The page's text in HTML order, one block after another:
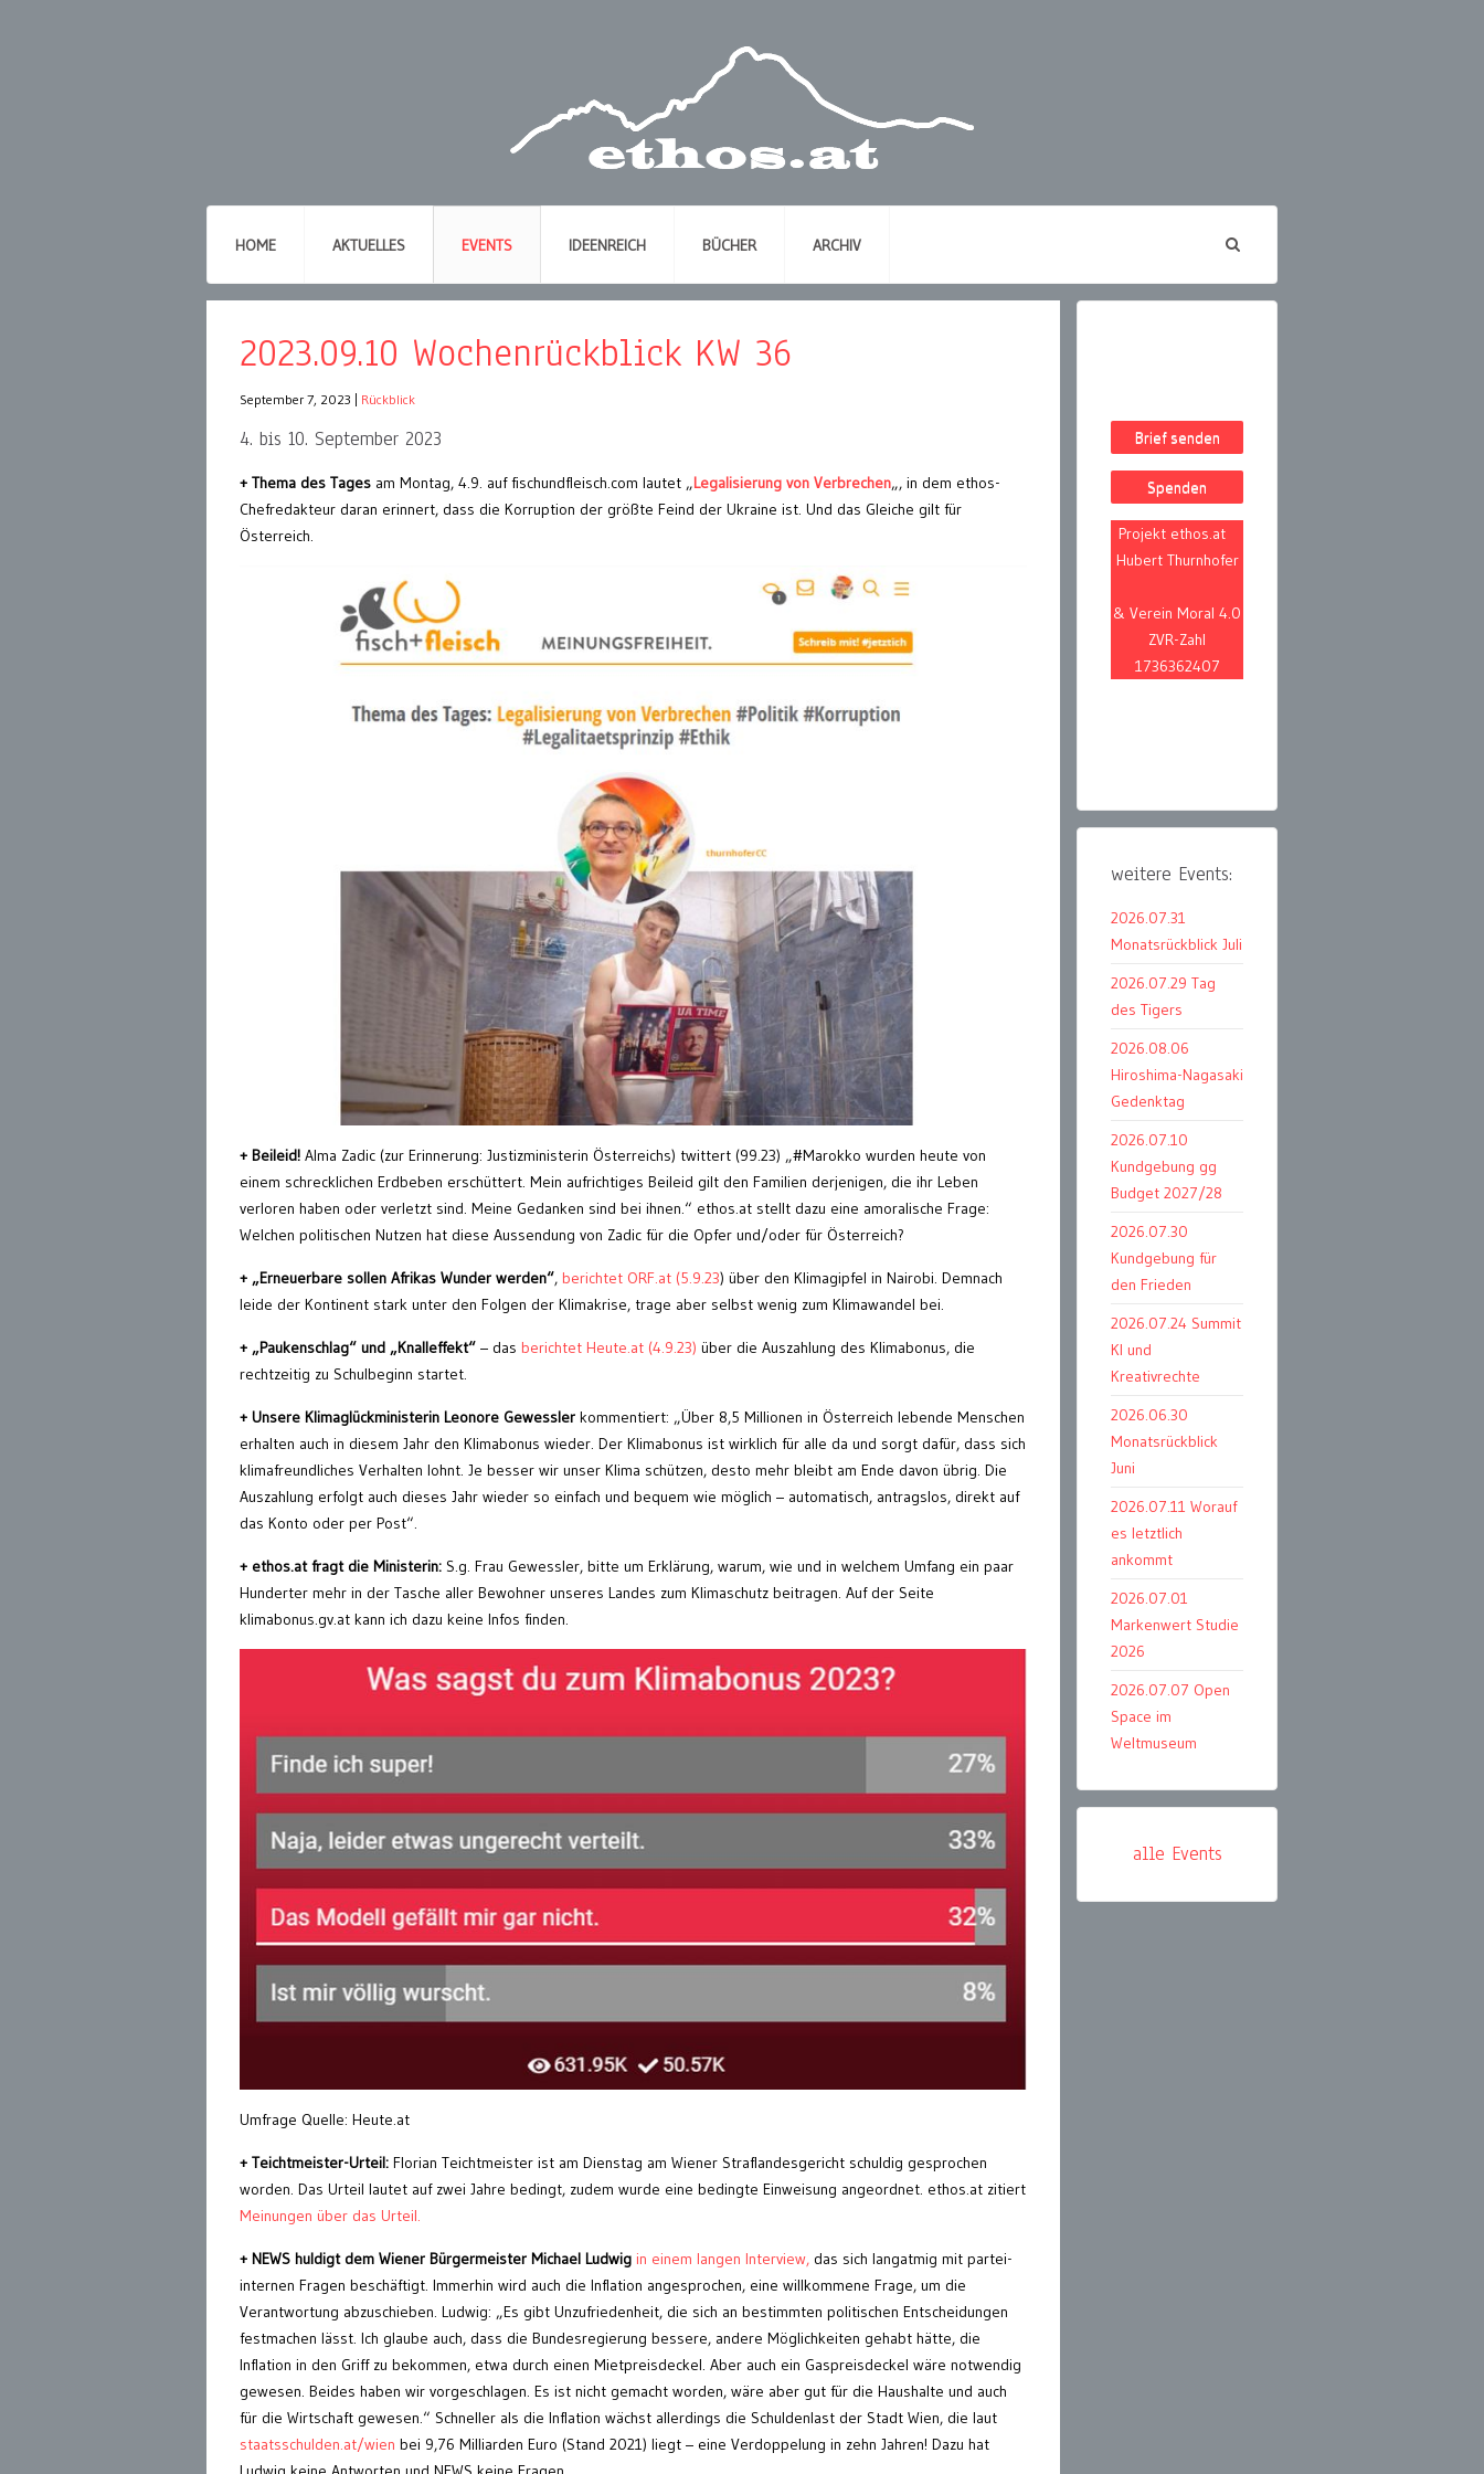
HOME AKTUELLES EVENTS IDEENREICH BÜCHER ARCHIV
2023.09.10 Wochenrückblick KW 36
September 7, 2023 Rückblick
4. bis 10. September 2023
+ Thema des Tages am Montag, 4.9. auf fischundfleisch.com lautet „Legalisierung von Verbrechen„, in dem ethos-
Chefredakteur daran erinnert, dass die Korruption der größte Feind der Ukraine ist. Und das Gleiche gilt für
Österreich.
+ Beileid! Alma Zadic (zur Erinnerung: Justizministerin Österreichs) twittert (99.23) „#Marokko wurden heute von
einem schrecklichen Erdbeben erschüttert. Mein aufrichtiges Beileid gilt den Familien derjenigen, die ihr Leben
verloren haben oder verletzt sind. Meine Gedanken sind bei ihnen.“ ethos.at stellt dazu eine amoralische Frage:
Welchen politischen Nutzen hat diese Aussendung von Zadic für die Opfer und/oder für Österreich?
+ „Erneuerbare sollen Afrikas Wunder werden“, berichtet ORF.at (5.9.23) über den Klimagipfel in Nairobi. Demnach
leide der Kontinent stark unter den Folgen der Klimakrise, trage aber selbst wenig zum Klimawandel bei.
+ „Paukenschlag“ und „Knalleffekt“ – das berichtet Heute.at (4.9.23) über die Auszahlung des Klimabonus, die
rechtzeitig zu Schulbeginn startet.
+ Unsere Klimaglückministerin Leonore Gewessler kommentiert: „Über 8,5 Millionen in Österreich lebende Menschen
erhalten auch in diesem Jahr den Klimabonus wieder. Der Klimabonus ist wirklich für alle da und sorgt dafür, dass sich
klimafreundliches Verhalten lohnt. Je besser wir unser Klima schützen, desto mehr bleibt am Ende davon übrig. Die
Auszahlung erfolgt auch dieses Jahr wieder so einfach und bequem wie möglich – automatisch, antragslos, direkt auf
das Konto oder per Post“.
+ ethos.at fragt die Ministerin: S.g. Frau Gewessler, bitte um Erklärung, warum, wie und in welchem Umfang ein paar
Hunderter mehr in der Tasche aller Bewohner unseres Landes zum Klimaschutz beitragen. Auf der Seite
klimabonus.gv.at kann ich dazu keine Infos finden.
Umfrage Quelle: Heute.at
+ Teichtmeister-Urteil: Florian Teichtmeister ist am Dienstag am Wiener Straflandesgericht schuldig gesprochen
worden. Das Urteil lautet auf zwei Jahre bedingt, zudem wurde eine bedingte Einweisung angeordnet. ethos.at zitiert
Meinungen über das Urteil.
+ NEWS huldigt dem Wiener Bürgermeister Michael Ludwig in einem langen Interview, das sich langatmig mit partei-
internen Fragen beschäftigt. Immerhin wird auch die Inflation angesprochen, eine willkommene Frage, um die
Verantwortung abzuschieben. Ludwig: „Es gibt Unzufriedenheit, die sich an bestimmten politischen Entscheidungen
festmachen lässt. Ich glaube auch, dass die Bundesregierung bessere, andere Möglichkeiten gehabt hätte, die
Inflation in den Griff zu bekommen, etwa durch einen Mietpreisdeckel. Aber auch ein Gaspreisdeckel wäre notwendig
gewesen. Beides haben wir vorgeschlagen. Es ist nicht gemacht worden, wäre aber gut für die Haushalte und auch
für die Wirtschaft gewesen.“ Schneller als die Inflation wächst allerdings die Schuldenlast der Stadt Wien, die laut
staatsschulden.at/wien bei 9,76 Milliarden Euro (Stand 2021) liegt – eine Verdoppelung in zehn Jahren! Dazu hat
Brief senden
Spenden
Projekt ethos.at
Hubert Thurnhofer
& Verein Moral 4.0
ZVR-Zahl
1736362407
weitere Events:
2026.07.31
Monatsrückblick Juli
2026.07.29 Tag
des Tigers
2026.08.06
Hiroshima-Nagasaki
Gedenktag
2026.07.10
Kundgebung gg
Budget 2027/28
2026.07.30
Kundgebung für
den Frieden
2026.07.24 Summit
KI und
Kreativrechte
2026.06.30
Monatsrückblick
Juni
2026.07.11 Worauf
es letztlich
ankommt
2026.07.01
Markenwert Studie
2026
2026.07.07 Open
Space im
Weltmuseum
alle Events